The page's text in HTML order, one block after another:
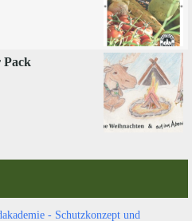
Pack
- Schutzkonzept und